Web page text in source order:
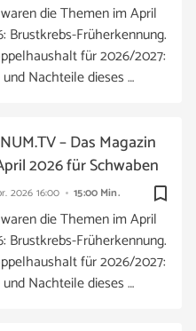
die Themen im April
Brustkrebs-Früherkennung.
für 2026/2027:
Nachteile dieses …
bookmark_border
2026 16:00 15:00 Min.
– Das Magazin
2026 für Schwaben
die Themen im April
Brustkrebs-Früherkennung.
für 2026/2027:
Nachteile dieses …